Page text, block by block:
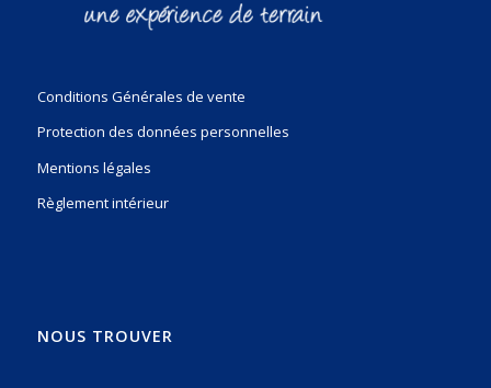
Conditions Générales de vente
Protection des données personnelles
Mentions légales
Règlement intérieur
NOUS TROUVER